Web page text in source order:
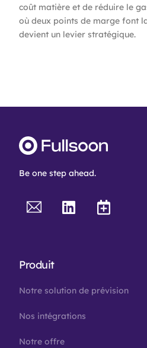
coût matière et de réduire le
où deux points de marge font
devient un levier stratégique.
Be one step ahead.
Produit
Notre solution de prévision
Nos intégrations
Notre offre